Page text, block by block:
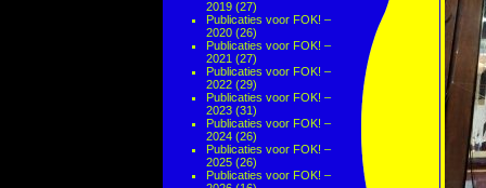
2019 (27)
Publicaties voor FOK! –
2020 (26)
Publicaties voor FOK! –
2021 (27)
Publicaties voor FOK! –
2022 (29)
Publicaties voor FOK! –
2023 (31)
Publicaties voor FOK! –
2024 (26)
Publicaties voor FOK! –
2025 (26)
Publicaties voor FOK! –